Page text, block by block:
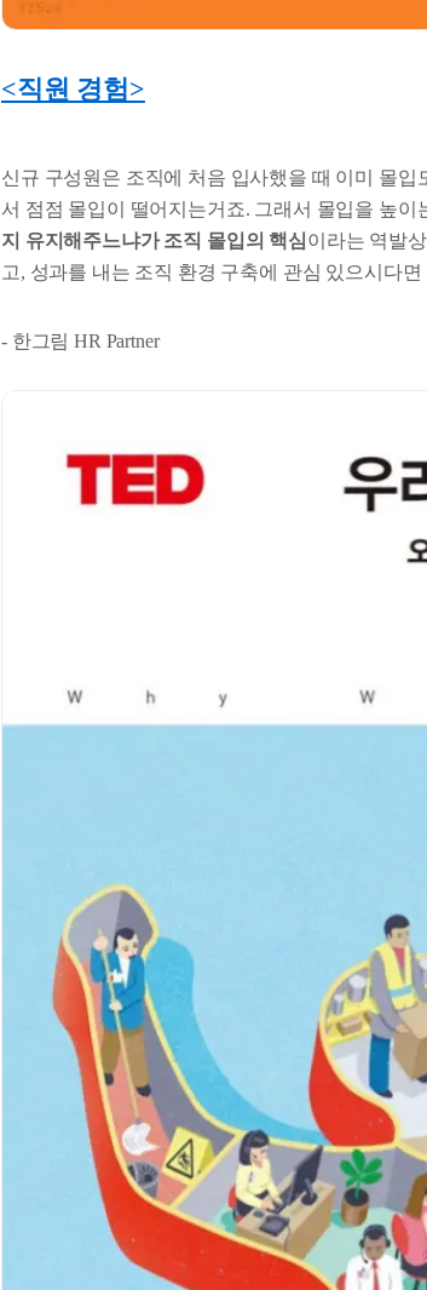
<직원 경험>
신규 구성원은 조직에 처음 입사했을 때 이미 몰입
서 점점 몰입이 떨어지는거죠. 그래서 몰입을 높이
지 유지해주느냐가 조직 몰입의 핵심이라는 역발
고, 성과를 내는 조직 환경 구축에 관심 있으시다
- 한그림 HR Partner